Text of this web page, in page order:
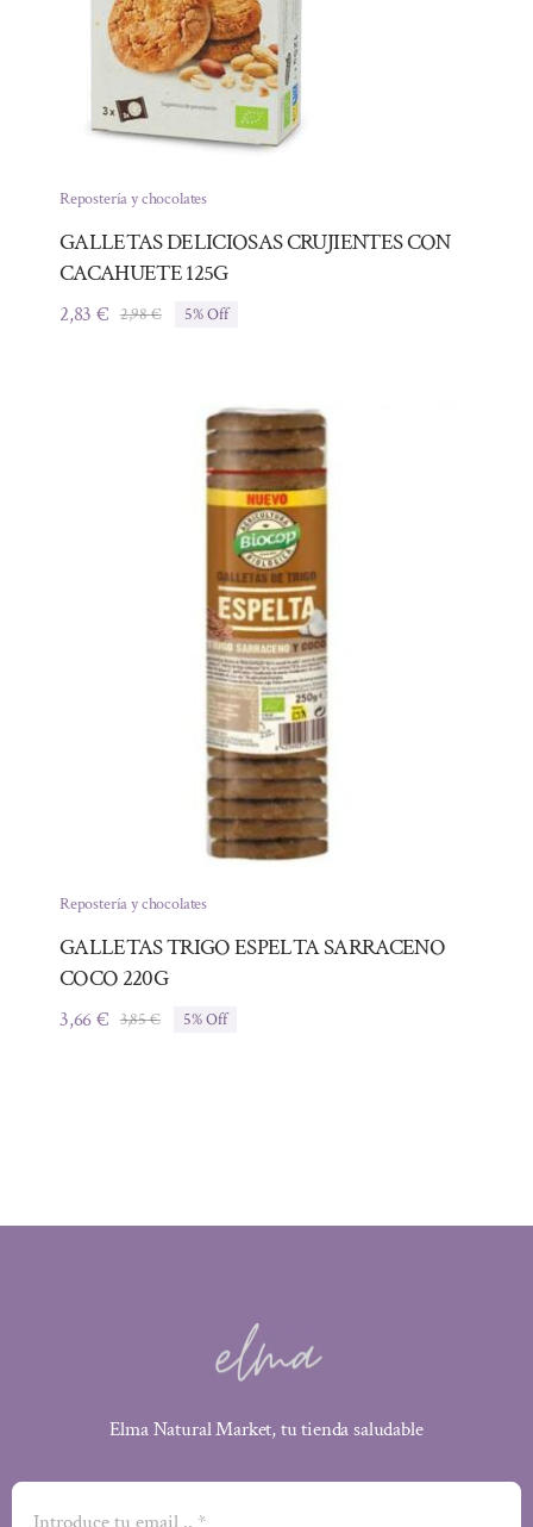
Repostería y chocolates
GALLETAS DELICIOSAS CRUJIENTES CON
CACAHUETE 125G
2,98€El
2,98 €.
2,83€
El
2,83 €.
5% Off
Repostería y chocolates
GALLETAS TRIGO ESPELTA SARRACENO
COCO 220G
3,85€El
3,66€
El
5% Off
Elma Natural Market, tu tienda saludable